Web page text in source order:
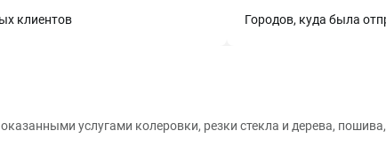
клиентов Городов, куда была
услугами колеровки, резки стекла и дерева,